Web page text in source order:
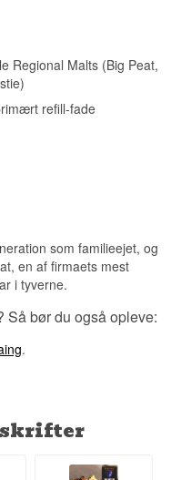
Regional Malts (Big Peat,
refill-fade
som familieejet, og
en af firmaets mest
i tyverne.
Så bør du også opleve:
.